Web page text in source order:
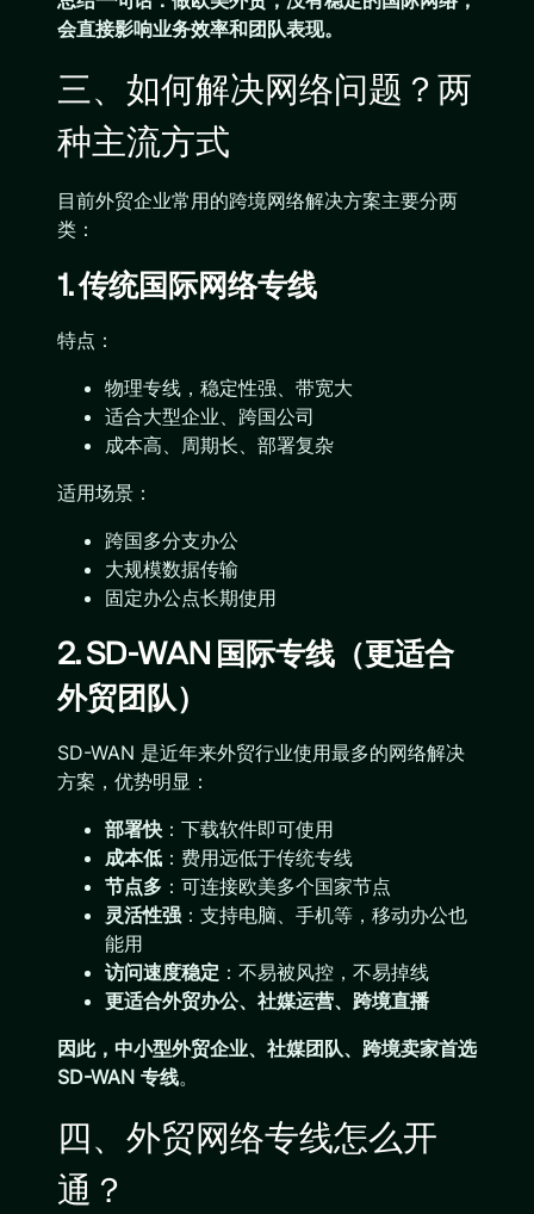
会直接影响业务效率和团队表现。
三、如何解决网络问题？两
种主流方式
目前外贸企业常用的跨境网络解决方案主要分两
类：
1. 传统国际网络专线
特点：
物理专线，稳定性强、带宽大
适合大型企业、跨国公司
成本高、周期长、部署复杂
适用场景：
跨国多分支办公
大规模数据传输
固定办公点长期使用
2. SD-WAN 国际专线（更适合
外贸团队）
SD-WAN 是近年来外贸行业使用最多的网络解决
方案，优势明显：
部署快 ：下载软件即可使用
成本低 ：费用远低于传统专线
节点多 ：可连接欧美多个国家节点
灵活性强 ：支持电脑、手机等，移动办公也
能用
访问速度稳定 ：不易被风控，不易掉线
更适合外贸办公、社媒运营、跨境直播
因此， 中小型外贸企业、社媒团队、跨境卖家首选
SD-WAN 专线。
四、外贸网络专线怎么开
通？